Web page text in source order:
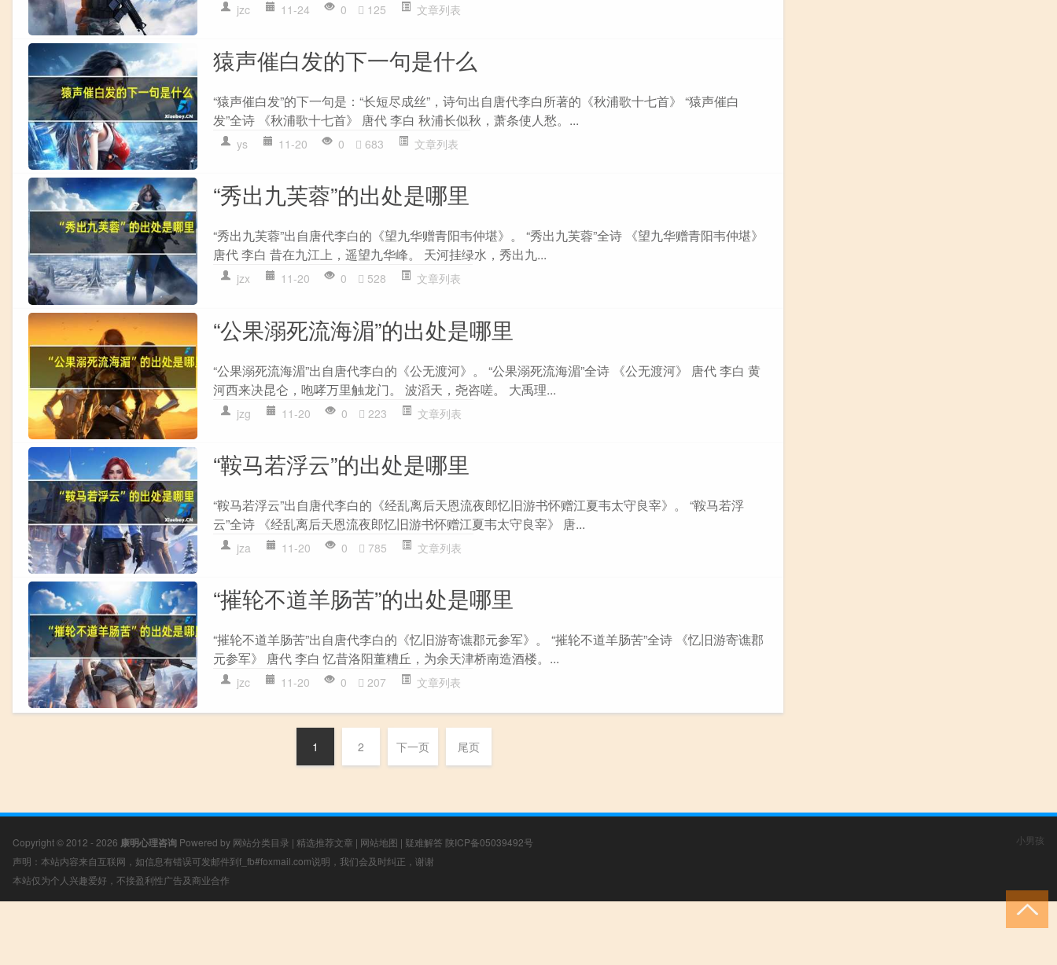
jzc 11-24 0 125 文章列表
猿声催白发的下一句是什么
“猿声催白发”的下一句是：“长短尽成丝”，诗句出自唐代李白所著的《秋浦歌十七首》 “猿声催白
发”全诗 《秋浦歌十七首》 唐代 李白 秋浦长似秋，萧条使人愁。...
ys 11-20 0 683 文章列表
“秀出九芙蓉”的出处是哪里
“秀出九芙蓉”出自唐代李白的《望九华赠青阳韦仲堪》。 “秀出九芙蓉”全诗 《望九华赠青阳韦仲堪》
唐代 李白 昔在九江上，遥望九华峰。 天河挂绿水，秀出九...
jzx 11-20 0 528 文章列表
“公果溺死流海湄”的出处是哪里
“公果溺死流海湄”出自唐代李白的《公无渡河》。 “公果溺死流海湄”全诗 《公无渡河》 唐代 李白 黄
河西来决昆仑，咆哮万里触龙门。 波滔天，尧咨嗟。 大禹理...
jzg 11-20 0 223 文章列表
“鞍马若浮云”的出处是哪里
“鞍马若浮云”出自唐代李白的《经乱离后天恩流夜郎忆旧游书怀赠江夏韦太守良宰》。 “鞍马若浮
云”全诗 《经乱离后天恩流夜郎忆旧游书怀赠江夏韦太守良宰》 唐...
jza 11-20 0 785 文章列表
“摧轮不道羊肠苦”的出处是哪里
“摧轮不道羊肠苦”出自唐代李白的《忆旧游寄谯郡元参军》。 “摧轮不道羊肠苦”全诗 《忆旧游寄谯郡
元参军》 唐代 李白 忆昔洛阳董糟丘，为余天津桥南造酒楼。...
jzc 11-20 0 207 文章列表
1 2 下一页 尾页
Copyright © 2012 - 2026 康明心理咨询 Powered by 网站分类目录 | 精选推荐文章 | 网站地图 | 疑难解答 陕ICP备05039492号
声明：本站内容来自互联网，如信息有错误可发邮件到f_fb#foxmail.com说明，我们会及时纠正，谢谢
本站仅为个人兴趣爱好，不接盈利性广告及商业合作
小男孩